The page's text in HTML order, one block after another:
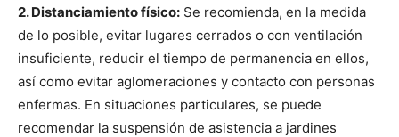
2. Distanciamiento físico: Se recomienda, en la medida
de lo posible, evitar lugares cerrados o con ventilación
insuficiente, reducir el tiempo de permanencia en ellos,
así como evitar aglomeraciones y contacto con personas
enfermas. En situaciones particulares, se puede
recomendar la suspensión de asistencia a jardines